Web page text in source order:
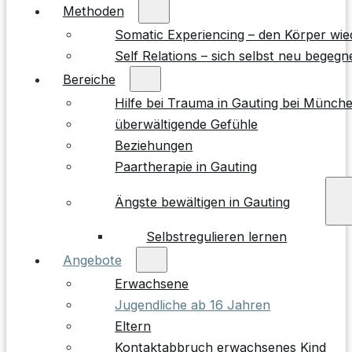
Methoden
Somatic Experiencing – den Körper
Self Relations – sich selbst neu
Bereiche
Hilfe bei Trauma in Gauting bei
überwältigende Gefühle
Beziehungen
Paartherapie in Gauting
Ängste bewältigen in Gauting
Selbstregulieren lernen
Angebote
Erwachsene
Jugendliche ab 16 Jahren
Eltern
Kontaktabbruch erwachsenes Kind